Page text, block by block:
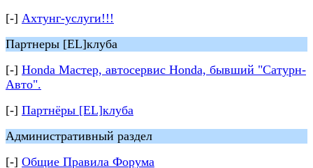
[-] Ахтунг-услуги!!!
Партнеры [EL]клуба
[-] Honda Мастер, автосервис Honda, бывший "Сатурн-
Авто".
[-] Партнёры [EL]клуба
Административный раздел
[-] Общие Правила Форума